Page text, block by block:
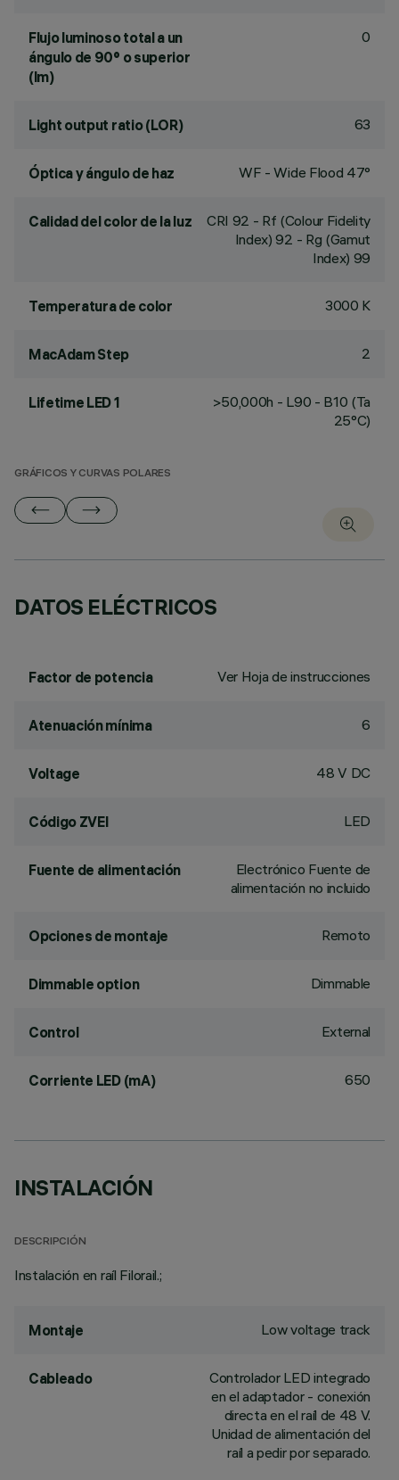
Flujo luminoso total a un
ángulo de 90° o superior
(lm)
0
Light output ratio (LOR) 63
Óptica y ángulo de haz WF - Wide Flood 47°
Calidad del color de la luz CRI 92 - Rf (Colour Fidelity
Index) 92 - Rg (Gamut
Index) 99
Temperatura de color 3000 K
MacAdam Step 2
Lifetime LED 1
>50,000h - L90 - B10 (Ta
25°C)
GRÁFICOS Y CURVAS POLARES
DATOS ELÉCTRICOS
Factor de potencia Ver Hoja de instrucciones
Atenuación mínima 6
Voltage 48 V DC
Código ZVEI LED
Fuente de alimentación
Electrónico Fuente de
alimentación no incluido
Opciones de montaje Remoto
Dimmable option Dimmable
Control External
Corriente LED (mA) 650
INSTALACIÓN
DESCRIPCIÓN
Instalación en raíl Filorail.;
Montaje Low voltage track
Cableado
Controlador LED integrado
en el adaptador - conexión
directa en el raíl de 48 V.
Unidad de alimentación del
raíl a pedir por separado.